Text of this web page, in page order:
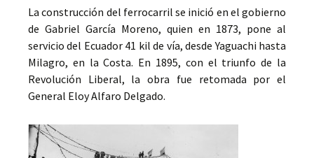
La construcción del ferrocarril se inició en el gobierno
de Gabriel García Moreno, quien en 1873, pone al
servicio del Ecuador 41 kil de vía, desde Yaguachi hasta
Milagro, en la Costa. En 1895, con el triunfo de la
Revolución Liberal, la obra fue retomada por el
General Eloy Alfaro Delgado.